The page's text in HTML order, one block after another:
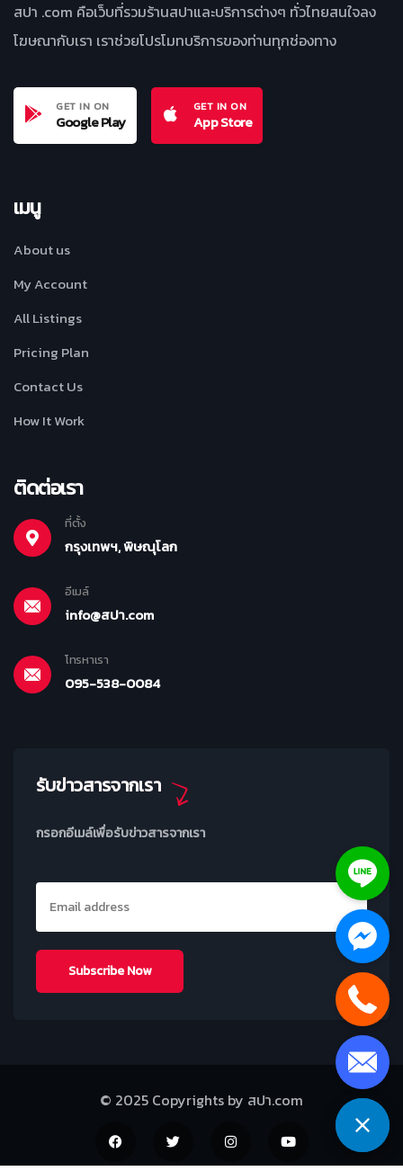
สปา .com คือเว็บที่รวมร้านสปาและบริการต่างๆ ทั่วไทยสนใจลง
โฆษณากับเรา เราช่วยโปรโมทบริการของท่านทุกช่องทาง
GET IN ON
Google Play
GET IN ON
App Store
เมนู
About us
My Account
All Listings
Pricing Plan
Contact Us
How It Work
ติดต่อเรา
ที่ตั้ง
กรุงเทพฯ, พิษณุโลก
อีเมล์
info@สปา.com
โทรหาเรา
095-538-0084
รับข่าวสารจากเรา
กรอกอีเมล์เพื่อรับข่าวสารจากเรา
© 2025 Copyrights by สปา.com